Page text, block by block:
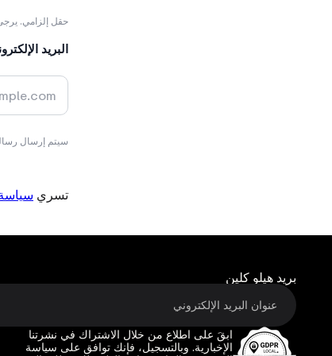
بريد هيلو كلين
ابقَ على اطلاع من خلال الاشتراك في نشرتنا
الإخبارية. وبالتسجيل، فإنك توافق على سياسة